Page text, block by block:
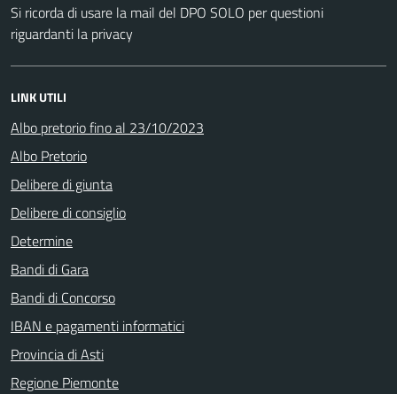
Si ricorda di usare la mail del DPO SOLO per questioni
riguardanti la privacy
LINK UTILI
Albo pretorio fino al 23/10/2023
Albo Pretorio
Delibere di giunta
Delibere di consiglio
Determine
Bandi di Gara
Bandi di Concorso
IBAN e pagamenti informatici
Provincia di Asti
Regione Piemonte